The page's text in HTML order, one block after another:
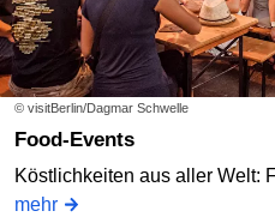
© visitBerlin/Dagmar Schwelle
Food-Events
Köstlichkeiten aus aller Welt:
mehr